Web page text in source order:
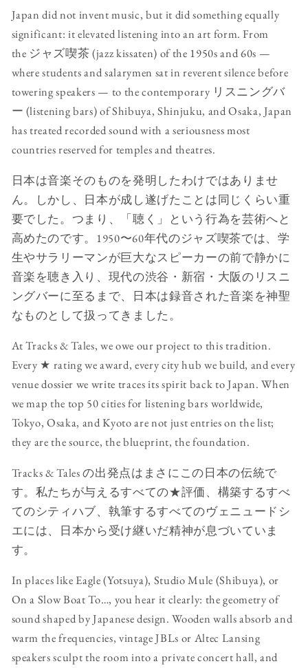
Japan did not invent music, but it did something equally
significant: it elevated listening into an art form. From
the ジャズ喫茶 (jazz kissaten) of the 1950s and 60s —
where students and salarymen sat in reverent silence before
towering speakers — to the contemporary リスニングバ
ー (listening bars) of Shibuya, Shinjuku, and Osaka, Japan
has treated recorded sound with a seriousness most
countries reserved for temples and theatres.
日本は音楽そのものを発明したわけではありませ
ん。しかし、日本が成し遂げたことは同じくらい重
要でした。つまり、「聴く」という行為を芸術へと
高めたのです。1950〜60年代のジャズ喫茶では、学
生やサラリーマンが巨大なスピーカーの前で静かに
音楽を聴き入り、現代の渋谷・新宿・大阪のリスニ
ングバーに至るまで、日本は録音された音楽を神聖
なものとして扱ってきました。
At Tracks & Tales, we owe our project to this tradition.
Every ★ rating we award, every city hub we build, and every
venue dossier we write traces its spirit back to Japan. When
we map the top 50 cities for listening bars worldwide,
Tokyo, Osaka, and Kyoto are not just entries on the list;
they are the source, the blueprint, the foundation.
Tracks & Tales の出発点はまさにこの日本の伝統で
す。私たちが与えるすべての★評価、構築するすべ
てのシティハブ、執筆するすべてのヴェニュードシ
エには、日本から受け継いだ精神が息づいていま
す。
In places like Eagle (Yotsuya), Studio Mule (Shibuya), or
On a Slow Boat To…, you hear it clearly: the geometry of
sound shaped by Japanese design. Wooden walls absorb and
warm the frequencies, vintage JBLs or Altec Lansing
speakers sculpt the room into a private concert hall, and